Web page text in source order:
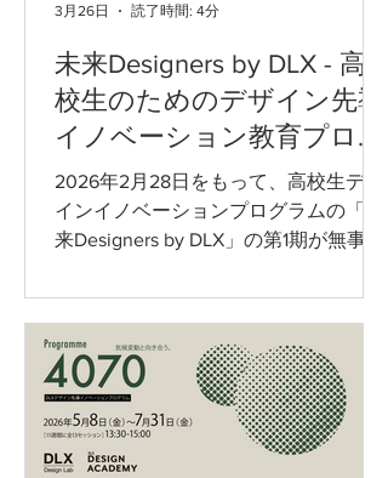
未来Designers by DLX - 高
校生のためのデザイン先導
イノベーション教育プログ
ラム 第一 期終了
2026年2月28日をもって、高校生デザ
インイノベーションプログラムの「未
来Designers by DLX」の第1期が無事に
ご支援のもと、2025年10月から2026
年2月までの約5か月間、選抜された24
名の高校生が、デザイン、イノベーシ
ョン、そしてプロトタイピングについ
て学びました。
3月26日 読了時間: 4分